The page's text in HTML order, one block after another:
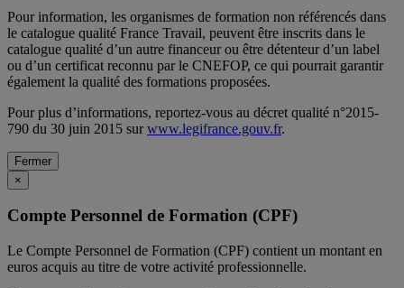
Pour information, les organismes de formation non référencés dans
le catalogue qualité France Travail, peuvent être inscrits dans le
catalogue qualité d’un autre financeur ou être détenteur d’un label
ou d’un certificat reconnu par le CNEFOP, ce qui pourrait garantir
également la qualité des formations proposées.
Pour plus d’informations, reportez-vous au décret qualité n°2015-
790 du 30 juin 2015 surwww.legifrance.gouv.fr.
Fermer
×
Compte Personnel de Formation (CPF)
Le Compte Personnel de Formation (CPF) contient un montant en
euros acquis au titre de votre activité professionnelle.